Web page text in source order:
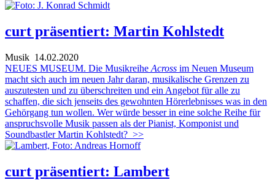
curt präsentiert: Martin Kohlstedt
Musik 14.02.2020
NEUES MUSEUM. Die Musikreihe Across im Neuen Museum
macht sich auch im neuen Jahr daran, musikalische Grenzen zu
auszutesten und zu überschreiten und ein Angebot für alle zu
schaffen, die sich jenseits des gewohnten Hörerlebnisses was in den
Gehörgang tun wollen. Wer würde besser in eine solche Reihe für
anspruchsvolle Musik passen als der Pianist, Komponist und
Soundbastler Martin Kohlstedt? >>
curt präsentiert: Lambert